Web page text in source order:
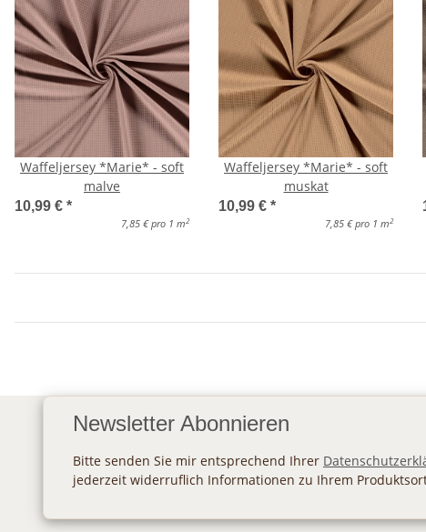
Waffeljersey *Marie* - soft
malve
10,99 € *
7,85 € pro 1 m2
Waffeljersey *Marie* - soft
muskat
10,99 € *
7,85 € pro 1 m2
Newsletter Abonnieren
Bitte senden Sie mir entsprechend Ihrer
jederzeit widerruflich Informationen zu Ihrem